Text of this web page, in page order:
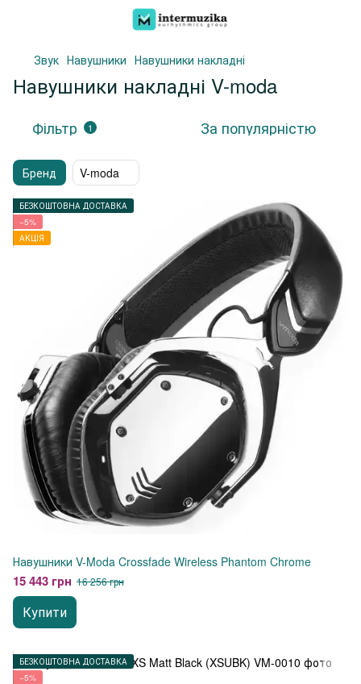
Звук Навушники Навушники накладні
Навушники накладні V-moda
Фільтр 1 За популярністю
Бренд V-moda
БЕЗКОШТОВНА ДОСТАВКА
−5%
АКЦІЯ
Навушники V-Moda Crossfade Wireless Phantom Chrome
15 443 грн 16 256 грн
Купити
БЕЗКОШТОВНА ДОСТАВКА
−5%